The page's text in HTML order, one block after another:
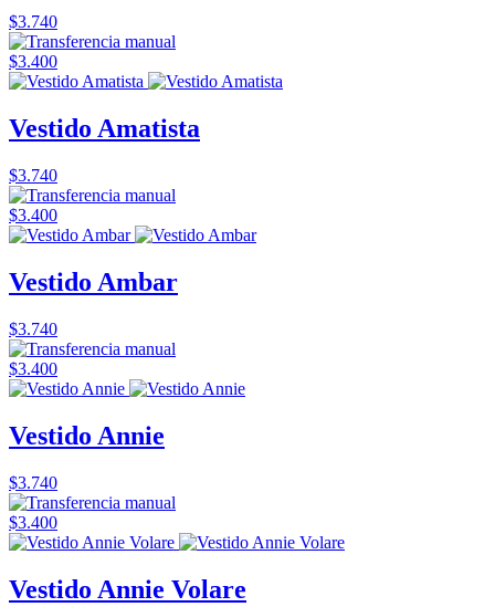
$3.740
$3.400
Vestido Amatista
$3.740
$3.400
Vestido Ambar
$3.740
$3.400
Vestido Annie
$3.740
$3.400
Vestido Annie Volare